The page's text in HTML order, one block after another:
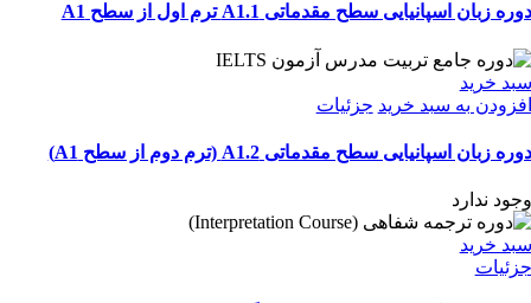
دوره زبان اسپانیایی سطح مقدماتی A1.1 ترم اول از سطح A1
سبد خرید
افزودن به سبد خرید جزئیات
دوره زبان اسپانیایی سطح مقدماتی A1.2 (ترم دوم از سطح A1)
وجود ندارد
سبد خرید
جزئیات